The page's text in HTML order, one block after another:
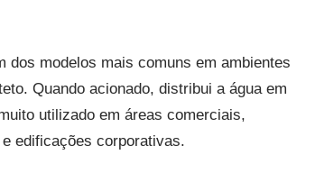
dos modelos mais comuns em ambientes
Quando acionado, distribui a água em
utilizado em áreas comerciais,
edificações corporativas.